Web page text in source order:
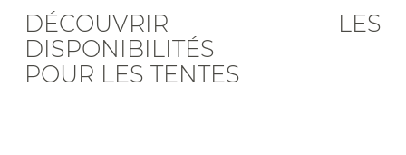
DÉCOUVRIR LES
DISPONIBILITÉS
POUR LES TENTES